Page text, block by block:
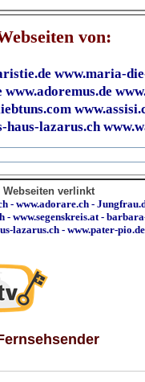
von:
www.maria-
www.adoremus.de
haus-lazarus.ch
verlinkt
- www.adorare.ch -
- www.segenskreis.at -
lazarus.ch - www.pater-pio.de